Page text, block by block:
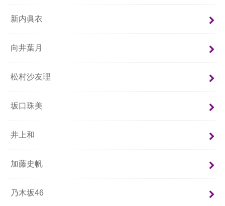
新内眞衣
向井葉月
松村沙友理
坂口珠美
井上和
加藤史帆
乃木坂46